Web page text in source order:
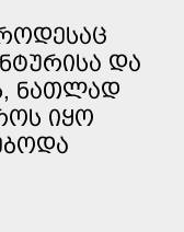
ᲓᲐ
ᲜᲐᲗᲚᲐᲓ
ᲘᲧᲝ